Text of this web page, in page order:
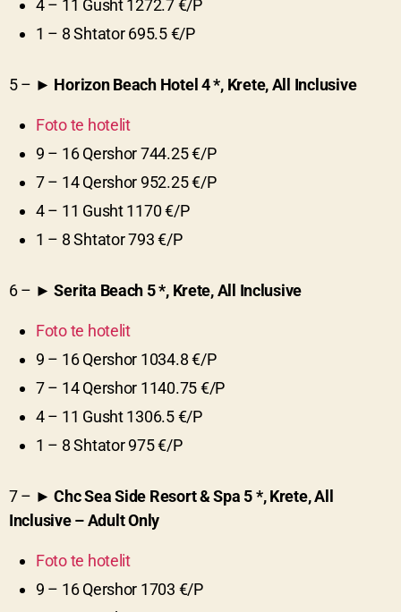
4 – 11 Gusht 1272.7 €/P
1 – 8 Shtator 695.5 €/P
5 – ► Horizon Beach Hotel 4*, Krete, All Inclusive
Foto te hotelit
9 – 16 Qershor 744.25 €/P
7 – 14 Qershor 952.25 €/P
4 – 11 Gusht 1170 €/P
1 – 8 Shtator 793 €/P
6 – ►Serita Beach 5*, Krete, All Inclusive
Foto te hotelit
9 – 16 Qershor 1034.8 €/P
7 – 14 Qershor 1140.75 €/P
4 – 11 Gusht 1306.5 €/P
1 – 8 Shtator 975 €/P
7 – ►Chc Sea Side Resort & Spa 5*, Krete, All
Inclusive – Adult Only
Foto te hotelit
9 – 16 Qershor 1703 €/P